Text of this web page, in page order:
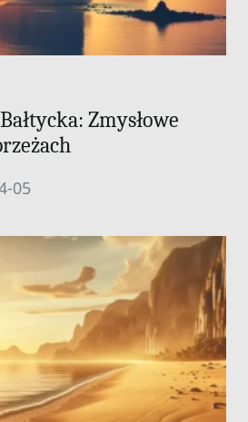
Zmysłowe
05